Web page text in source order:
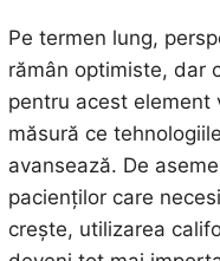
Pe termen lung,
rămân optimiste, dar
pentru acest element
măsură ce
avansează. De
pacienților care
crește, utilizarea